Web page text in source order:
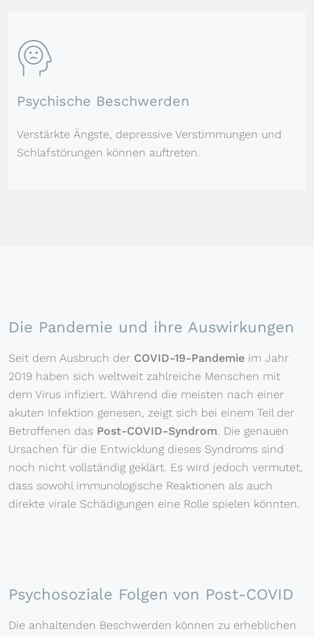
Psychische Beschwerden
Verstärkte Ängste, depressive Verstimmungen und
Schlafstörungen können auftreten.
Die Pandemie und ihre Auswirkungen
Seit dem Ausbruch der COVID-19-Pandemie im Jahr
2019 haben sich weltweit zahlreiche Menschen mit
dem Virus infiziert. Während die meisten nach einer
akuten Infektion genesen, zeigt sich bei einem Teil der
Betroffenen das Post-COVID-Syndrom. Die genauen
Ursachen für die Entwicklung dieses Syndroms sind
noch nicht vollständig geklärt. Es wird jedoch vermutet,
dass sowohl immunologische Reaktionen als auch
direkte virale Schädigungen eine Rolle spielen könnten.
Psychosoziale Folgen von Post-COVID
Die anhaltenden Beschwerden können zu erheblichen